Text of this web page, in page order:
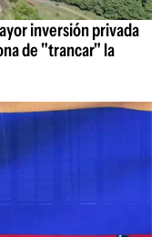
inversión privada
de "trancar" la